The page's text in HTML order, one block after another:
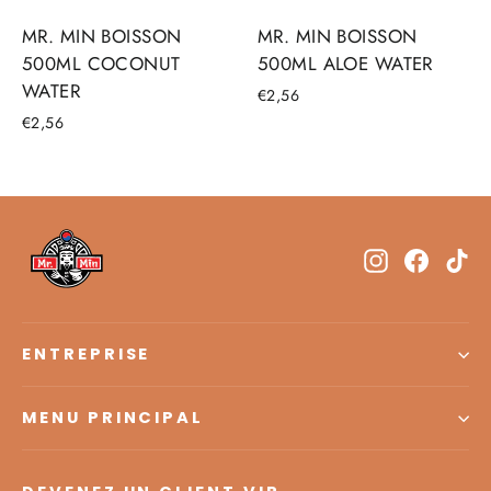
MR. MIN BOISSON
500ML COCONUT
WATER
€2,56
MR. MIN BOISSON
500ML ALOE WATER
€2,56
Instagram
ENTREPRISE
MENU PRINCIPAL